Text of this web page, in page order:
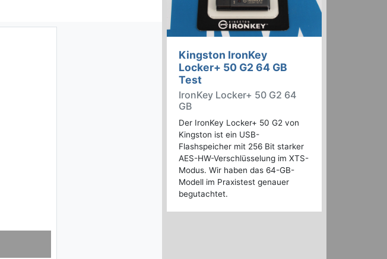
Kingston IronKey
Locker+ 50 G2 64 GB
Test
IronKey Locker+ 50 G2 64
GB
Der IronKey Locker+ 50 G2 von
Kingston ist ein USB-
Flashspeicher mit 256 Bit starker
AES-HW-Verschlüsselung im XTS-
Modus. Wir haben das 64-GB-
Modell im Praxistest genauer
begutachtet.